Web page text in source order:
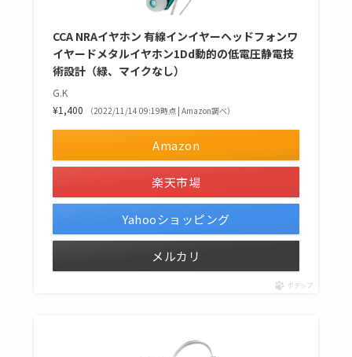
CCA NRAイヤホン 有線イン​​イヤーヘッドフォンワ
イヤードメタルイヤホン1Dd動的の低電圧静電技
術設計（緑、マイクなし）
G.K
¥1,400
（2022/11/14 09:19時点 | Amazon調べ）
Amazon
楽天市場
Yahooショッピング
メルカリ
ポチップ